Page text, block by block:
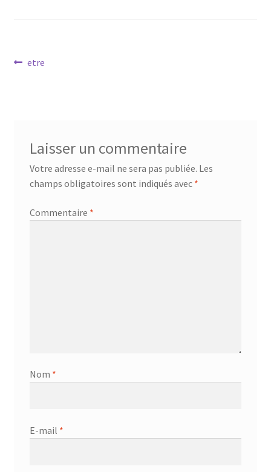
Navigation
Article
etre
Laisser un commentaire
Votre adresse e-mail ne sera pas publiée. Les
champs obligatoires sont indiqués avec *
Commentaire *
Nom *
E-mail *